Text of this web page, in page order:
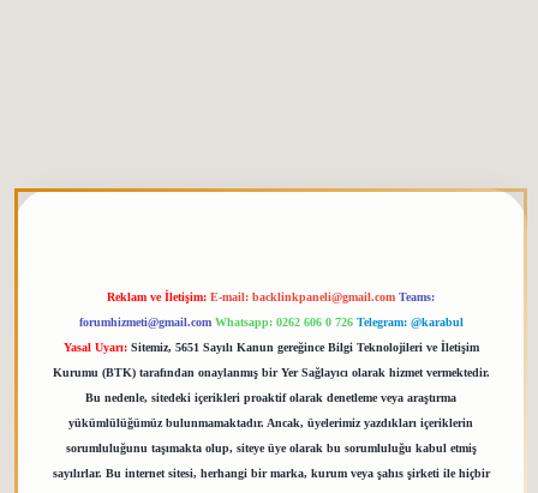
Reklam ve İletişim: E-mail: backlinkpaneli@gmail.com Teams:
forumhizmeti@gmail.com Whatsapp: 0262 606 0 726 Telegram: @karabul
Yasal Uyarı:Sitemiz, 5651 Sayılı Kanun gereğince Bilgi Teknolojileri ve İletişim
Kurumu (BTK) tarafından onaylanmış bir Yer Sağlayıcı olarak hizmet vermektedir.
Bu nedenle, sitedeki içerikleri proaktif olarak denetleme veya araştırma
yükümlülüğümüz bulunmamaktadır. Ancak, üyelerimiz yazdıkları içeriklerin
sorumluluğunu taşımakta olup, siteye üye olarak bu sorumluluğu kabul etmiş
sayılırlar. Bu internet sitesi, herhangi bir marka, kurum veya şahıs şirketi ile hiçbir